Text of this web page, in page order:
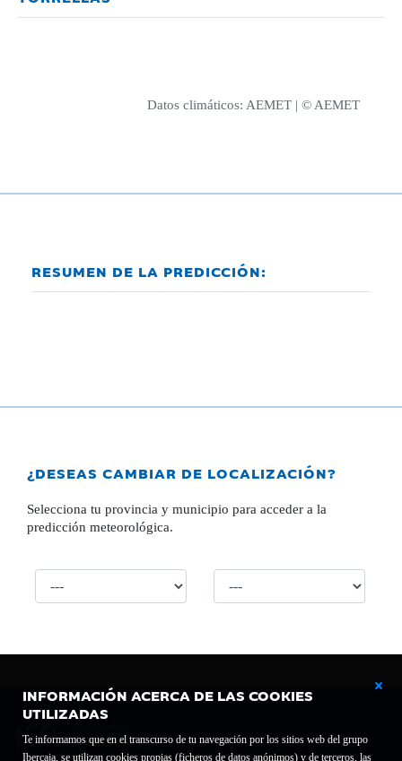
INFORMACIÓN ACERCA DE LAS COOKIES
UTILIZADAS
Te informamos que en el transcurso de tu navegación por los sitios web del grupo
Ibercaja, se utilizan cookies propias (ficheros de datos anónimos) y de terceros, las
Datos climáticos: AEMET | © AEMET
RESUMEN DE LA PREDICCIÓN:
¿DESEAS CAMBIAR DE LOCALIZACIÓN?
Selecciona tu provincia y municipio para acceder a la
predicción meteorológica.